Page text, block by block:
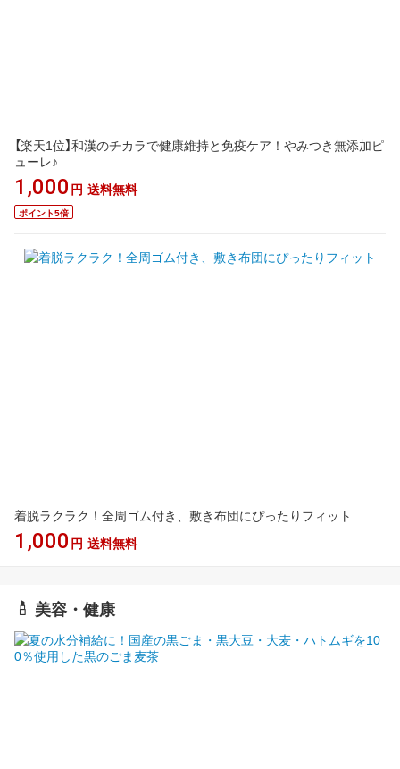
【楽天1位】和漢のチカラで健康維持と免疫ケア！やみつき無添加ピ
ューレ♪
1,000 円 送料無料
ポイント5倍
着脱ラクラク！全周ゴム付き、敷き布団にぴったりフィット
1,000 円 送料無料
美容・健康